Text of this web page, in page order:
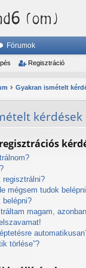
Fórumok
Regisztráció
Gyakran ismételt
kérdések
regisztrálni?
mégsem tudok belépni
belépni?
magam,
törlése”?